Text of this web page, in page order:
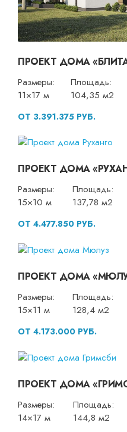
ПРОЕКТ ДОМА
Размеры:
11×17 м
Площадь:
104,35 м2
ОТ 3.391.375 РУБ.
ПРОЕКТ ДОМА
Размеры:
15×10 м
Площадь:
137,78 м2
ОТ 4.477.850 РУБ.
ПРОЕКТ ДОМА
Размеры:
15×11 м
Площадь:
128,4 м2
ОТ 4.173.000 РУБ.
ПРОЕКТ ДОМА
Размеры:
14×17 м
Площадь:
144,8 м2